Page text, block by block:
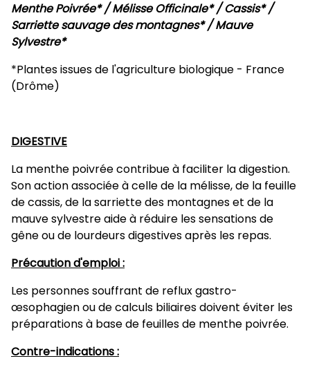
Menthe Poivrée* / Mélisse Officinale* / Cassis* /
Sarriette sauvage des montagnes* / Mauve
Sylvestre*
*Plantes issues de l'agriculture biologique - France
(Drôme)
DIGESTIVE
La menthe poivrée contribue à faciliter la digestion.
Son action associée à celle de la mélisse, de la feuille
de cassis, de la sarriette des montagnes et de la
mauve sylvestre aide à réduire les sensations de
gêne ou de lourdeurs digestives après les repas.
Précaution d'emploi :
Les personnes souffrant de reflux gastro-
œsophagien ou de calculs biliaires doivent éviter les
préparations à base de feuilles de menthe poivrée.
Contre-indications :